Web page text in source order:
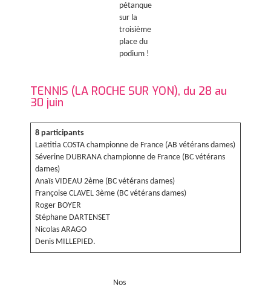
pétanque
sur la
troisième
place du
podium !
TENNIS (LA ROCHE SUR YON), du 28 au
30 juin
8 participants
Laëtitia COSTA championne de France (AB vétérans dames)
Séverine DUBRANA championne de France (BC vétérans
dames)
Anaïs VIDEAU 2ème (BC vétérans dames)
Françoise CLAVEL 3ème (BC vétérans dames)
Roger BOYER
Stéphane DARTENSET
Nicolas ARAGO
Denis MILLEPIED.
Nos